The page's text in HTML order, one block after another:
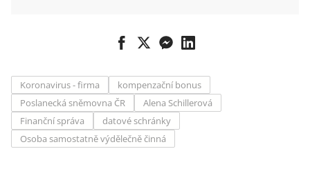
Koronavirus - firma
kompenzační bonus
Poslanecká sněmovna ČR
Alena Schillerová
Finanční správa
datové schránky
Osoba samostatně výdělečně činná